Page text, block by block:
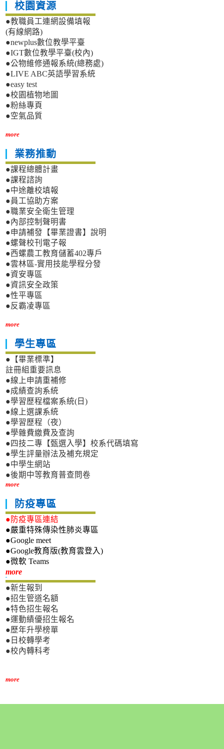
校園資源
●教職員工連網設備填報
(有線網路)
●newplus數位教學平臺
●IGT數位教學平臺(校內)
●公物維修通報系統(總務處)
●LIVE ABC英語學習系統
●easy test
●校園植物地圖
●粉絲專頁
●空氣品質
more
業務推動
●課程總體計畫
●課程諮詢
●中途離校填報
●員工協助方案
●職業安全衛生管理
●內部控制聲明書
●申請補發【畢業證書】說明
●螺聲校刊電子報
●西螺農工教育儲蓄402專戶
●雲林區-實用技能學程分發
●資安專區
●資訊安全政策
●性平專區
●反霸凌專區
more
學生專區
●【畢業標準】
註冊組重要訊息
●線上申請重補修
●成績查詢系統
●學習歷程檔案系統(日)
●線上選課系統
●學習歷程（夜）
●學雜費繳費及查詢
●四技二專【甄選入學】校系代碼填寫
●學生評量辦法及補充規定
●中學生網站
●後期中等教育普查問卷
more
防疫專區
●防疫專區連結
●嚴重特殊傳染性肺炎專區
●Google meet
●Google教育版(教育雲登入)
●微軟 Teams
more新生專區
●新生報到
●招生管道名額
●特色招生報名
●運動績優招生報名
●歷年升學榜單
●日校轉學考
●校內轉科考
more